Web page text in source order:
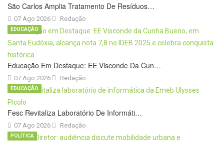
São Carlos Amplia Tratamento De Resíduos…
07 Ago 2026 Redação
Educação Em Destaque: EE Visconde Da Cun…
07 Ago 2026
EDUCAÇÃO
Redação
Fesc Revitaliza Laboratório De Informáti…
07 Ago 2026
EDUCAÇÃO
Redação
POLÍTICA